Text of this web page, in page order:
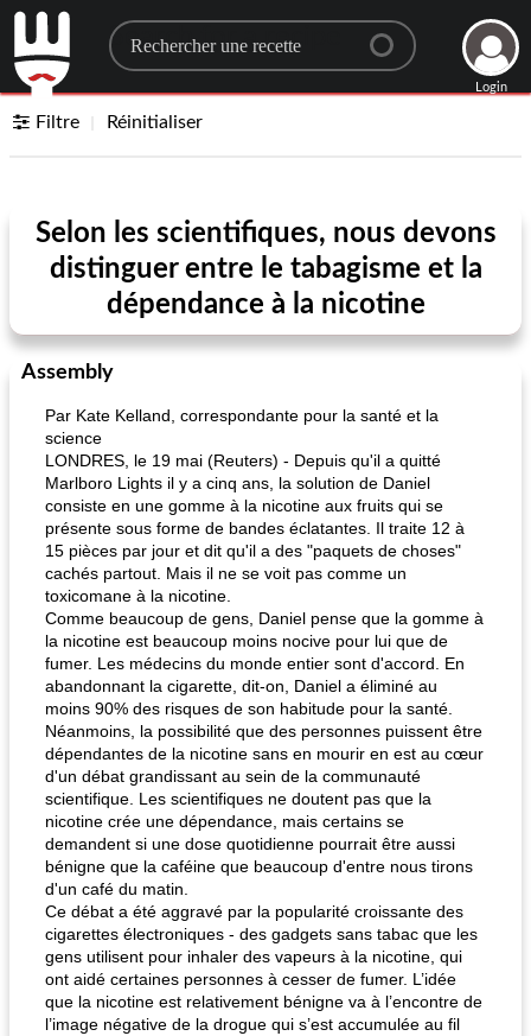
Search for a recipe
Login
Filtre Réinitialiser
Selon les scientifiques, nous devons
distinguer entre le tabagisme et la
dépendance à la nicotine
Assembly
Par Kate Kelland, correspondante pour la santé et la
science
LONDRES, le 19 mai (Reuters) - Depuis qu'il a quitté
Marlboro Lights il y a cinq ans, la solution de Daniel
consiste en une gomme à la nicotine aux fruits qui se
présente sous forme de bandes éclatantes. Il traite 12 à
15 pièces par jour et dit qu'il a des "paquets de choses"
cachés partout. Mais il ne se voit pas comme un
toxicomane à la nicotine.
Comme beaucoup de gens, Daniel pense que la gomme à
la nicotine est beaucoup moins nocive pour lui que de
fumer. Les médecins du monde entier sont d'accord. En
abandonnant la cigarette, dit-on, Daniel a éliminé au
moins 90% des risques de son habitude pour la santé.
Néanmoins, la possibilité que des personnes puissent être
dépendantes de la nicotine sans en mourir en est au cœur
d'un débat grandissant au sein de la communauté
scientifique. Les scientifiques ne doutent pas que la
nicotine crée une dépendance, mais certains se
demandent si une dose quotidienne pourrait être aussi
bénigne que la caféine que beaucoup d'entre nous tirons
d'un café du matin.
Ce débat a été aggravé par la popularité croissante des
cigarettes électroniques - des gadgets sans tabac que les
gens utilisent pour inhaler des vapeurs à la nicotine, qui
ont aidé certaines personnes à cesser de fumer. L’idée
que la nicotine est relativement bénigne va à l’encontre de
l’image négative de la drogue qui s’est accumulée au fil